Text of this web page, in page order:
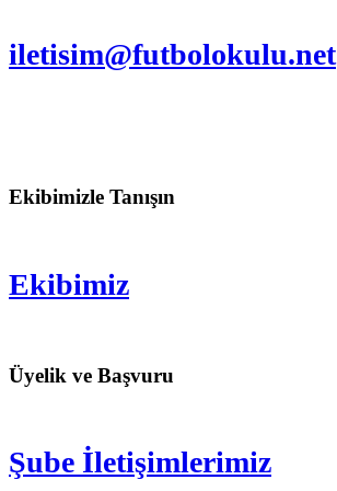
iletisim@futbolokulu.net
Ekibimizle Tanışın
Ekibimiz
Üyelik ve Başvuru
Şube İletişimlerimiz